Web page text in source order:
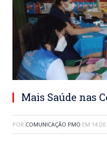
Mais Saúde nas
POR COMUNICAÇÃO PMO EM 14